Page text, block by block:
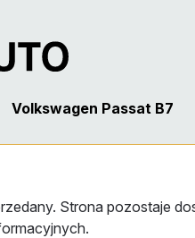
Volkswagen Passat B7
Strona pozostaje